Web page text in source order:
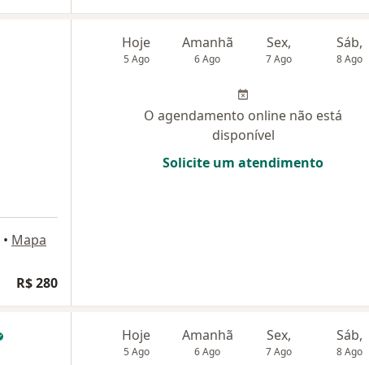
• Mapa
R$ 280
Hoje
5 Ago
Amanhã
6 Ago
Sex,
7 Ago
Sáb,
8 Ago
O agendamento online não está
disponível
Solicite um atendimento
Hoje
5 Ago
Amanhã
6 Ago
Sex,
7 Ago
Sáb,
8 Ago